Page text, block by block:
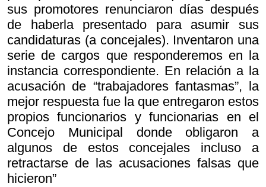
sus promotores renunciaron días después
de haberla presentado para asumir sus
candidaturas (a concejales). Inventaron una
serie de cargos que responderemos en la
instancia correspondiente. En relación a la
acusación de “trabajadores fantasmas”, la
mejor respuesta fue la que entregaron estos
propios funcionarios y funcionarias en el
Concejo Municipal donde obligaron a
algunos de estos concejales incluso a
retractarse de las acusaciones falsas que
hicieron”